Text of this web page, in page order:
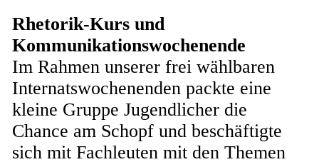
Rhetorik-Kurs und
Kommunikationswochenende
Im Rahmen unserer frei wählbaren
Internatswochenenden packte eine
kleine Gruppe Jugendlicher die
Chance am Schopf und beschäftigte
sich mit Fachleuten mit den Themen